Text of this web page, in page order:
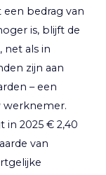
een bedrag van
is, blijft de
net als in
zijn aan
– een
werknemer.
in 2025 € 2,40
van